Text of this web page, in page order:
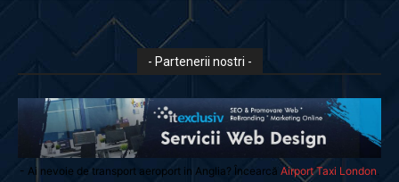
- Partenerii nostri -
- Ai nevoie de transport aeroport in Anglia? Încearcă Airport Taxi London.